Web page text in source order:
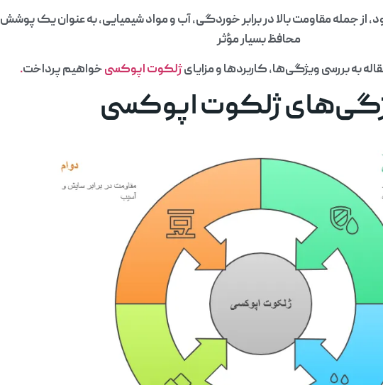
از جمله مقاومت بالا در برابر خوردگی، آب و مواد شیمیایی، به عنوان یک پوشش
محافظ بسیار مؤثر
به بررسی ویژگی‌ها، کاربردها و مزایایژلکوت اپوکسیخواهیم پرداخت.
ژلکوت اپوکسی